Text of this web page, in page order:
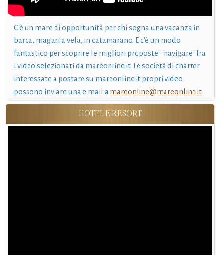
C'è un mare di opportunità per chi sogna una vacanza in
barca, magari a vela, in catamarano. E c'è un modo
fantastico per scoprire le migliori proposte: "navigare" fra
i video selezionati da mareonline.it. Le società di charter
interessate a postare su mareonline.it propri video
possono inviare una e mail a mareonline@mareonline.it
HOTEL E RESORT